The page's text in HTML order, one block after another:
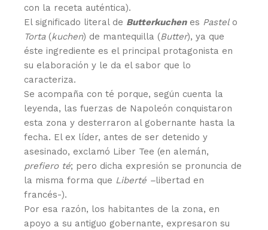
con la receta auténtica).
El significado literal de Butterkuchenes Pastel o
Torta(kuchen) de mantequilla (Butter), ya que
éste ingrediente es el principal protagonista en
su elaboración y le da el sabor que lo
caracteriza.
Se acompaña con té porque, según cuenta la
leyenda, las fuerzas de Napoleón conquistaron
esta zona y desterraron al gobernante hasta la
fecha. El ex líder, antes de ser detenido y
asesinado, exclamó Liber Tee (en alemán,
prefiero té; pero dicha expresión se pronuncia de
la misma forma que Liberté –libertad en
francés-).
Por esa razón, los habitantes de la zona, en
apoyo a su antiguo gobernante, expresaron su